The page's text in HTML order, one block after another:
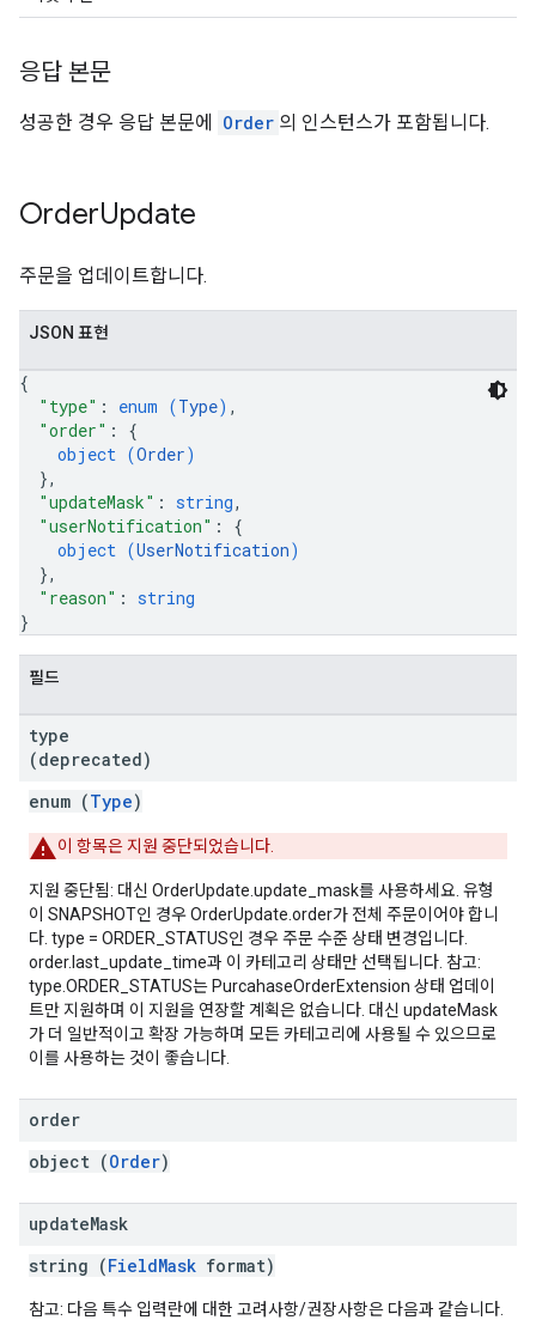
응답 본문
성공한 경우 응답 본문에 Order 의 인스턴스가 포함됩니다.
OrderUpdate
주문을 업데이트합니다.
JSON 표현
{
"type" : enum (Type) ,
"order" : {
object (Order)
},
"updateMask" : string,
"userNotification" : {
object (UserNotification)
},
"reason" : string
}
필드
type
(deprecated)
enum (Type)
이 항목은 지원 중단되었습니다.
지원 중단됨: 대신 OrderUpdate.update_mask를 사용하세요. 유형
이 SNAPSHOT인 경우 OrderUpdate.order가 전체 주문이어야 합니
다. type = ORDER_STATUS인 경우 주문 수준 상태 변경입니다.
order.last_update_time과 이 카테고리 상태만 선택됩니다. 참고:
type.ORDER_STATUS는 PurcahaseOrderExtension 상태 업데이
트만 지원하며 이 지원을 연장할 계획은 없습니다. 대신 updateMask
가 더 일반적이고 확장 가능하며 모든 카테고리에 사용될 수 있으므로
이를 사용하는 것이 좋습니다.
order
object (Order)
updateMask
string (FieldMask format)
참고: 다음 특수 입력란에 대한 고려사항/권장사항은 다음과 같습니다.